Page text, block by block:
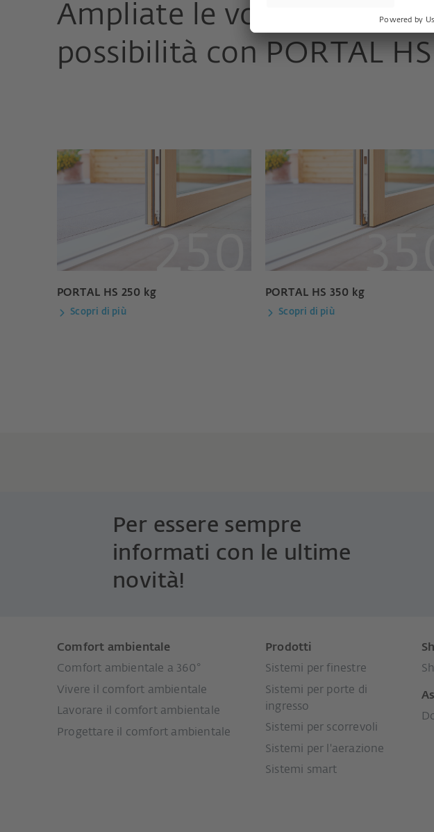
Ampliate le vostre
possibilità con PORTAL HS
PORTAL HS 250 kg
Scopri di più
PORTAL HS 350 kg
Scopri di più
Per essere sempre
informati con le ultime
novità!
Comfort ambientale
Comfort ambientale a 360°
Vivere il comfort ambientale
Lavorare il comfort ambientale
Progettare il comfort ambientale
Prodotti
Sistemi per finestre
Sistemi per porte di
ingresso
Sistemi per scorrevoli
Sistemi per l'aerazione
Sistemi smart